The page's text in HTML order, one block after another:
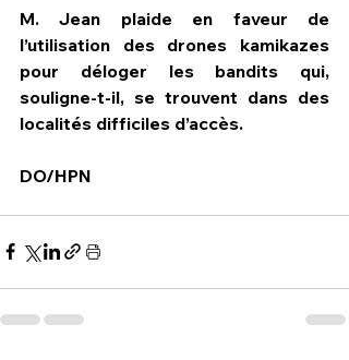
M. Jean plaide en faveur de
l’utilisation des drones kamikazes
pour déloger les bandits qui,
souligne-t-il, se trouvent dans des
localités difficiles d’accès.
DO/HPN